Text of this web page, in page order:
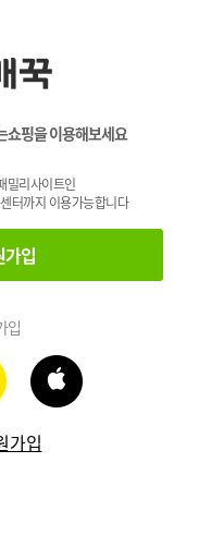
쇼핑을 이용해보세요
밀리사이트인
터까지 이용가능합니다
가입
입
가입